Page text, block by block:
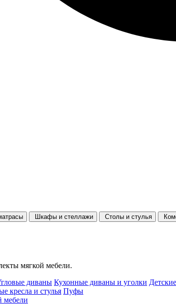
Шкафы и стеллажи Столы и стулья
мягкой мебели.
диваны Кухонные диваны и уголки
кресла и стулья Пуфы
мебели